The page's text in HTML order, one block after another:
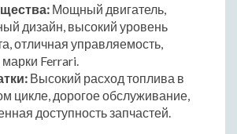
Мощный двигатель,
дизайн, высокий уровень
отличная управляемость,
Ferrari.
Высокий расход топлива в
цикле, дорогое обслуживание,
доступность запчастей.